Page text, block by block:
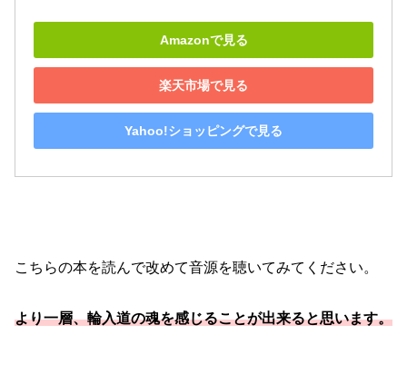
Amazonで見る
楽天市場で見る
Yahoo!ショッピングで見る
こちらの本を読んで改めて音源を聴いてみてください。
より一層、輪入道の魂を感じることが出来ると思います。